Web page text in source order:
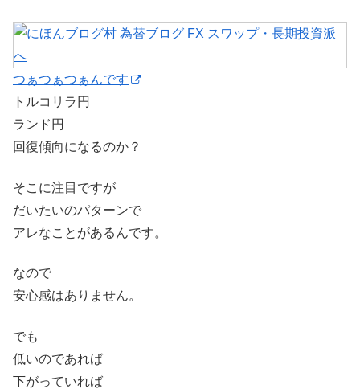
つぁつぁつぁんです
トルコリラ円
ランド円
回復傾向になるのか？
そこに注目ですが
だいたいのパターンで
アレなことがあるんです。
なので
安心感はありません。
でも
低いのであれば
下がっていれば